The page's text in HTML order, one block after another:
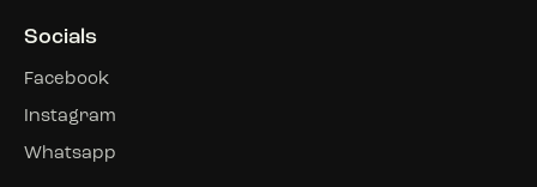
Socials
Facebook
Instagram
Whatsapp